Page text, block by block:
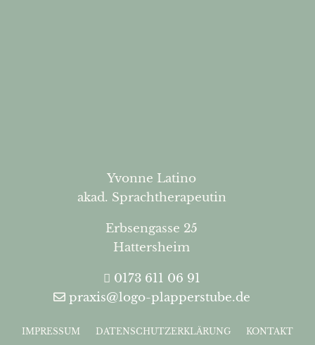
Yvonne Latino
akad. Sprachtherapeutin
Erbsengasse 25
Hattersheim
0173 611 06 91
praxis@logo-plapperstube.de
IMPRESSUM DATENSCHUTZERKLÄRUNG KONTAKT